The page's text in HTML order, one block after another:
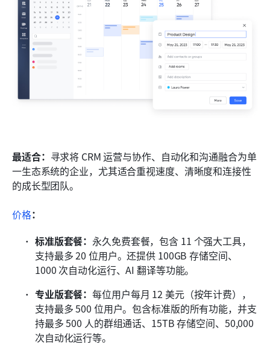
最适合： 寻求将 CRM 运营与协作、自动化和沟通融合为单
一生态系统的企业，尤其适合重视速度、清晰度和连接性
的成长型团队。
价格：
标准版套餐： 永久免费套餐，包含 11 个强大工具，
支持最多 20 位用户。还提供 100GB 存储空间、
1000 次自动化运行、AI 翻译等功能。
专业版套餐：每位用户每月 12 美元（按年计费），
支持最多 500 位用户。包含标准版的所有功能，并支
持最多 500 人的群组通话、15TB 存储空间、50,000
次自动化运行等。